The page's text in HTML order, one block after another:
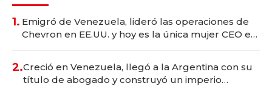
1. Emigró de Venezuela, lideró las operaciones de
Chevron en EE.UU. y hoy es la única mujer CEO en
2.Creció en Venezuela, llegó a la Argentina con su
título de abogado y construyó un imperio